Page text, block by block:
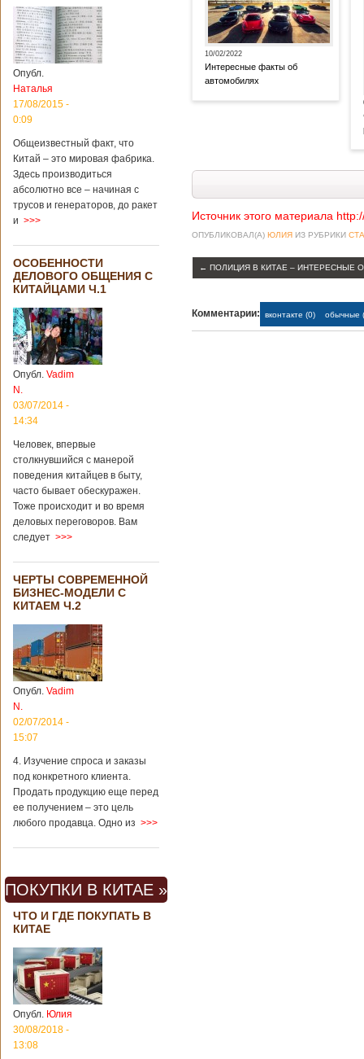
Опубл.
Наталья
17/08/2015 -
0:09
Общеизвестный факт, что
Китай – это мировая фабрика.
Здесь производиться
абсолютно все – начиная с
трусов и генераторов, до ракет
и >>>
ОСОБЕННОСТИ
ДЕЛОВОГО ОБЩЕНИЯ С
КИТАЙЦАМИ Ч.1
Опубл. Vadim
N.
03/07/2014 -
14:34
Человек, впервые
столкнувшийся с манерой
поведения китайцев в быту,
часто бывает обескуражен.
Тоже происходит и во время
деловых переговоров. Вам
следует >>>
ЧЕРТЫ СОВРЕМЕННОЙ
БИЗНЕС-МОДЕЛИ С
КИТАЕМ Ч.2
Опубл. Vadim
N.
02/07/2014 -
15:07
4. Изучение спроса и заказы
под конкретного клиента.
Продать продукцию еще перед
ее получением – это цель
любого продавца. Одно из >>>
ПОКУПКИ В КИТАЕ »
ЧТО И ГДЕ ПОКУПАТЬ В
КИТАЕ
Опубл. Юлия
30/08/2018 -
13:08
10/02/2022
Интересные факты об
автомобилях
Источник этого материала
ОПУБЛИКОВАЛ(А) ЮЛИЯ ИЗ РУБРИКИ
← ПОЛИЦИЯ В КИТАЕ – ИНТЕРЕСНЫЕ
Комментарии: вконтакте (0) обычные